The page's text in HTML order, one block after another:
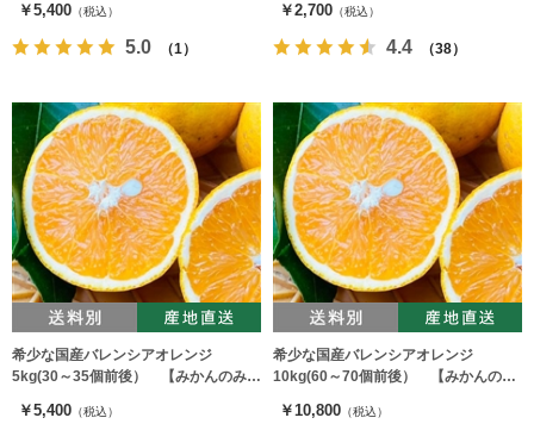
￥5,400 （税込）
5.0 （1）
￥2,700 （税込）
4.4 （38）
希少な国産バレンシアオレンジ
5kg(30～35個前後） 【みかんのみっ
￥5,400 （税込）
希少な国産バレンシアオレンジ
10kg(60～70個前後） 【みかんのみ
￥10,800 （税込）